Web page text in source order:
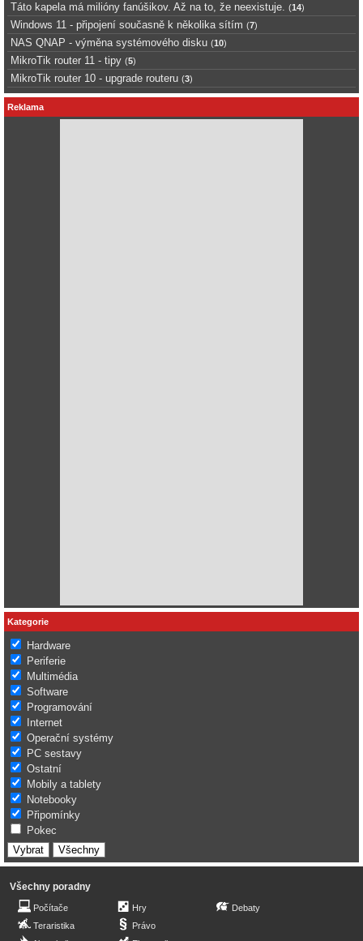
Táto kapela má milióny fanúšikov. Až na to, že neexistuje. (14)
Windows 11 - připojení současně k několika sítím (7)
NAS QNAP - výměna systémového disku (10)
MikroTik router 11 - tipy (5)
MikroTik router 10 - upgrade routeru (3)
Reklama
Kategorie
Hardware
Periferie
Multimédia
Software
Programování
Internet
Operační systémy
PC sestavy
Ostatní
Mobily a tablety
Notebooky
Připomínky
Pokec
Všechny poradny
Počítače
Teraristika
Hry
Právo
Debaty